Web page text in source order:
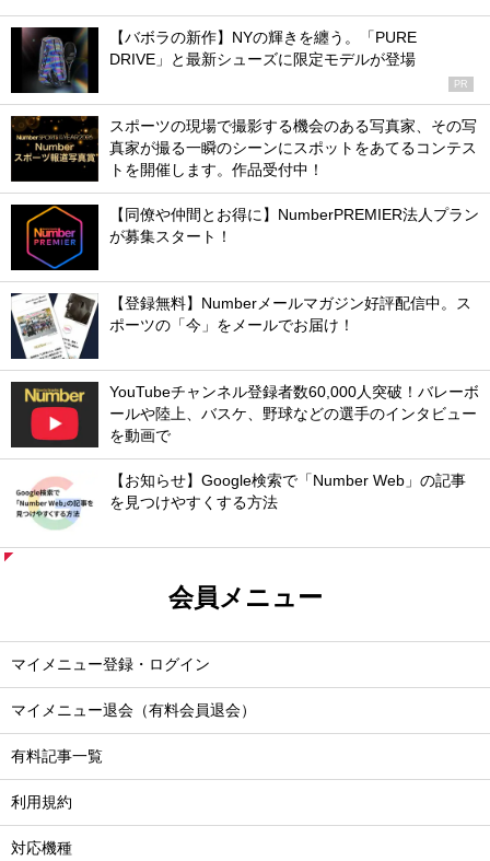
【バボラの新作】NYの輝きを纏う。「PURE
DRIVE」と最新シューズに限定モデルが登場
PR
スポーツの現場で撮影する機会のある写真家、その写
真家が撮る一瞬のシーンにスポットをあてるコンテス
トを開催します。作品受付中！
【同僚や仲間とお得に】NumberPREMIER法人プラン
が募集スタート！
【登録無料】Numberメールマガジン好評配信中。ス
ポーツの「今」をメールでお届け！
YouTubeチャンネル登録者数60,000人突破！バレーボ
ールや陸上、バスケ、野球などの選手のインタビュー
を動画で
【お知らせ】Google検索で「Number Web」の記事
を見つけやすくする方法
会員メニュー
マイメニュー登録・ログイン
マイメニュー退会（有料会員退会）
有料記事一覧
利用規約
対応機種